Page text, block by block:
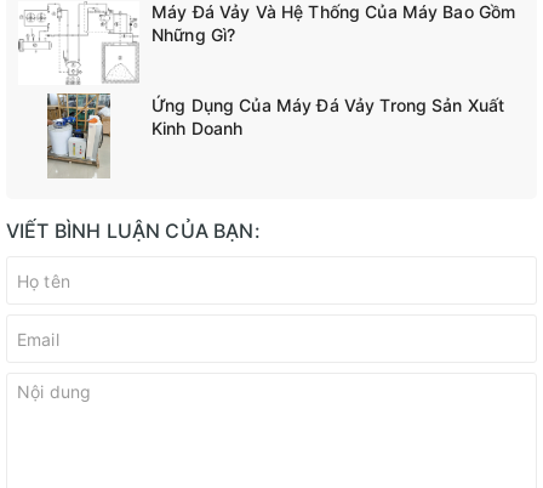
Máy Đá Vảy Và Hệ Thống Của Máy Bao Gồm
Những Gì?
Ứng Dụng Của Máy Đá Vảy Trong Sản Xuất
Kinh Doanh
VIẾT BÌNH LUẬN CỦA BẠN: